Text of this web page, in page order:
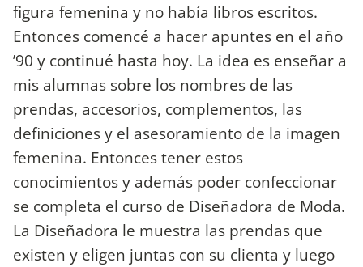
figura femenina y no había libros escritos.
Entonces comencé a hacer apuntes en el año
’90 y continué hasta hoy. La idea es enseñar a
mis alumnas sobre los nombres de las
prendas, accesorios, complementos, las
definiciones y el asesoramiento de la imagen
femenina. Entonces tener estos
conocimientos y además poder confeccionar
se completa el curso de Diseñadora de Moda.
La Diseñadora le muestra las prendas que
existen y eligen juntas con su clienta y luego